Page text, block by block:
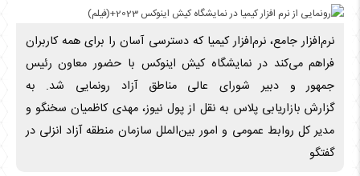
نرم‌افزار جامع، نرم‌افزار کیمیا که دسترسی آسان را برای همه کاربران
فراهم می‌کند در نمایشگاه کیش اینوکس با حضور معاون رئیس
جمهور و دبیر شورای عالی مناطق آزاد رونمایی شد. به
گزارش بازاریابی پلاس به نقل از پول نیوز، مهدی کاظمیان سخنگو و
مدیر کل روابط عمومی و امور بین‌الملل سازمان منطقه آزاد انزلی در
گفتگو